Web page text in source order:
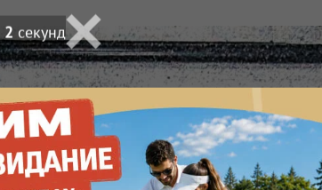
1 секунд